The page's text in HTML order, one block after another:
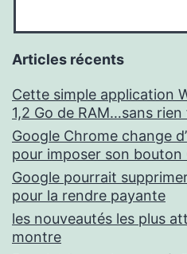
Articles récents
Cette simple application
1,2 Go de RAM…sans rien
Google Chrome change
pour imposer son bouton
Google pourrait
pour la rendre payante
les nouveautés les plus
montre